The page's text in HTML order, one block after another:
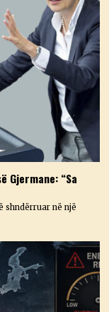
Gjermane: “Sa
shndërruar në një